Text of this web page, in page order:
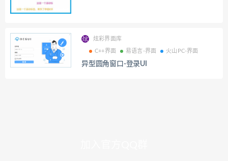
炫彩界面库
C++界面 易语言-界面 火山PC-界面
异型圆角窗口-登录UI